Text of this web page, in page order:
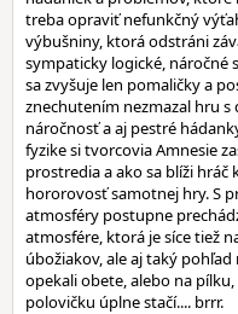
treba opraviť nefunkčný
výbušniny, ktorá odstráni
sympaticky logické, náročné
sa zvyšuje len pomaličky a
znechutením nezmazal hru
náročnosť a aj pestré
fyzike si tvorcovia Amnesie
prostredia a ako sa blíži hráč
hororovosť samotnej hry. S
atmosféry postupne
atmosfére, ktorá je síce tiež
úbožiakov, ale aj taký
opekali obete, alebo na
polovičku úplne stačí.... brrr.